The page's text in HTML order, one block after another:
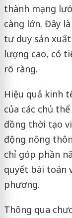
thành mạng
càng lớn. Đây
tư duy sản
lượng cao, có
rõ ràng.
Hiệu quả kinh
của các chủ
đồng thời tạo
động nông
chỉ góp phần
quyết bài toán
phương.
Thông qua